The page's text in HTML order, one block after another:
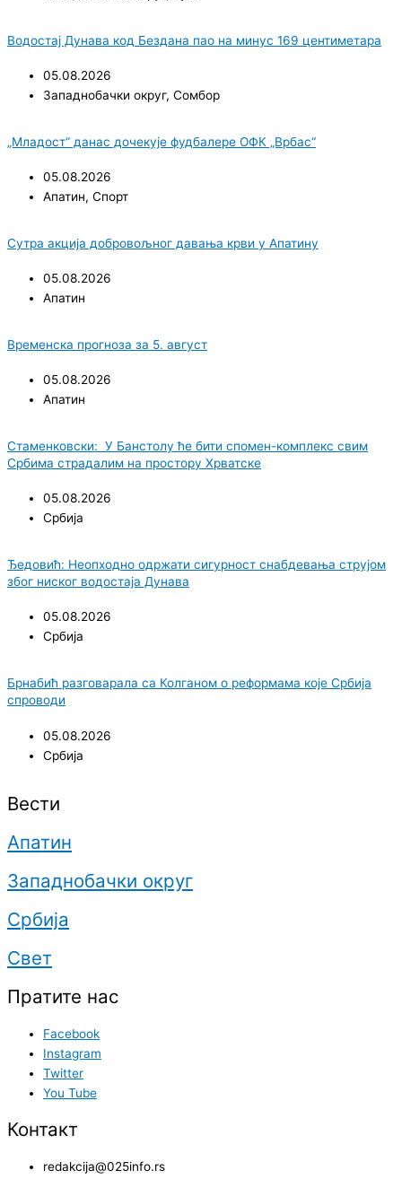
Водостај Дунава код Бездана пао на минус 169 центиметара
05.08.2026
Западнобачки округ, Сомбор
„Младост“ данас дочекује фудбалере ОФК „Врбас“
05.08.2026
Апатин, Спорт
Сутра акција добровољног давања крви у Апатину
05.08.2026
Апатин
Временска прогноза за 5. август
05.08.2026
Апатин
Стаменковски: У Банстолу ће бити спомен-комплекс свим
Србима страдалим на простору Хрватске
05.08.2026
Србија
Ђедовић: Неопходно одржати сигурност снабдевања струјом
због ниског водостаја Дунава
05.08.2026
Србија
Брнабић разговарала са Колганом о реформама које Србија
спроводи
05.08.2026
Србија
Вести
Апатин
Западнобачки округ
Србија
Свет
Пратите нас
Facebook
Instagram
Twitter
You Tube
Контакт
redakcija@025info.rs